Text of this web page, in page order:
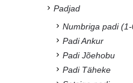
Padjad
Numbriga padi (1-
Padi Ankur
Padi Jõehobu
Padi Täheke